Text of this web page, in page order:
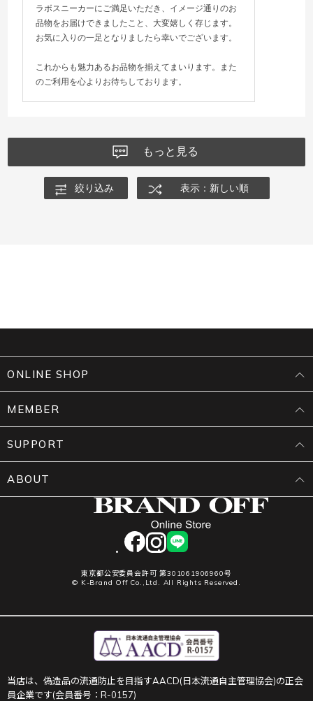
ラボスニーカーにご満足いただき、イメージ通りのお
品物をお届けできましたこと、大変嬉しく存じます。
お気に入りの一足となりましたら幸いでございます。
これからも魅力あるお品物を揃えてまいります。また
のご利用を心よりお待ちしております。
もっと見る
絞り込み 表示：新しい順
facebookinstagram
LINE
東京都公安委員会許可 第301061906960号
© K-Brand Off Co.,Ltd. All Rights Reserved.
ONLINE SHOP
MEMBER
SUPPORT
ABOUT
当店は、偽造品の流通防止を目指すAACD(日本流通自主管理協会)の正会
員企業です(会員番号：R-0157)